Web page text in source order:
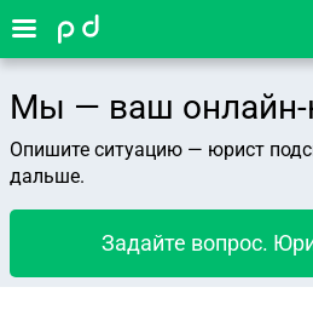
Мы — ваш онлайн-
Опишите ситуацию — юрист
дальше.
Задайте вопрос.